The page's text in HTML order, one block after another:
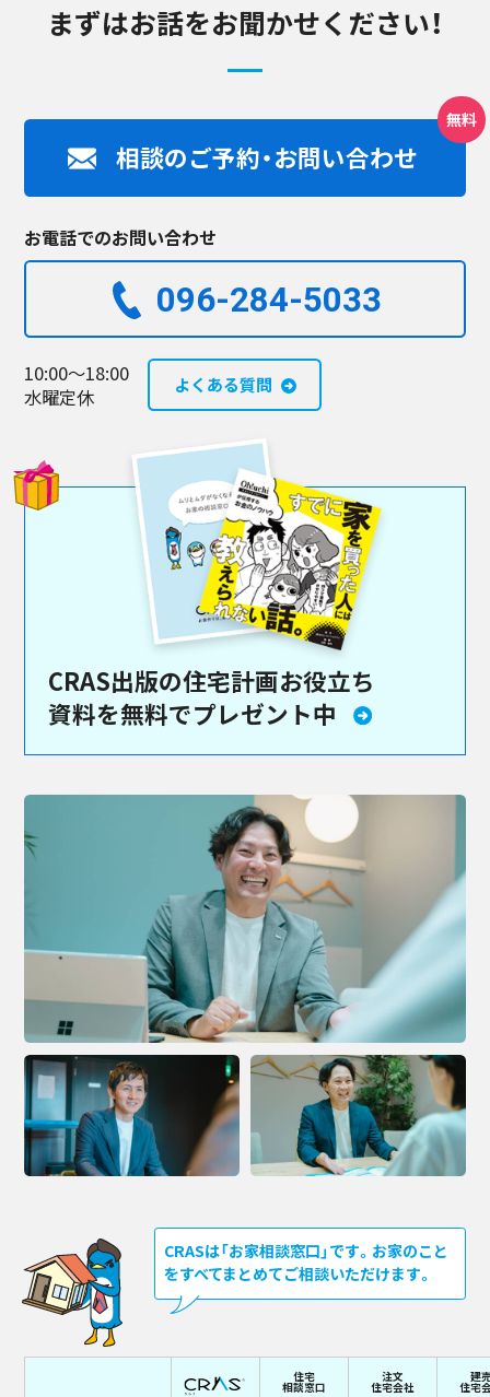
まずはお話をお聞かせください！
相談のご予約・お問い合わせ
お電話でのお問い合わせ
096-284-5033​
10:00～18:00
水曜定休
よくある質問
CRAS出版の住宅計画お役立ち
資料を無料でプレゼント中
CRASは「お家相談窓口」です。お家のこと
をすべてまとめてご相談いただけます。
住宅
相談窓口
注文
住宅会社
建
住宅